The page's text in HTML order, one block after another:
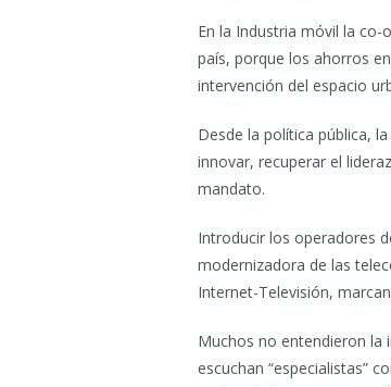
En la Industria móvil la
país, porque los ahorros
intervención del espacio
Desde la política pública,
innovar, recuperar el
mandato.
Introducir los operadores
modernizadora de las
Internet-Televisión,
Muchos no entendieron la
escuchan “especialistas”